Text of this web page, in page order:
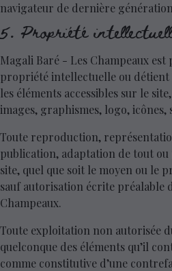
navigateur de dernière
5. Propriété
Magali Baré - Les Champeaux
propriété intellectuelle ou détient
les éléments accessibles sur le
images, graphismes, logo, icônes,
Toute reproduction,
publication, adaptation de tout ou
site, quel que soit le moyen ou le
sauf autorisation écrite préalable
Champeaux.
Toute exploitation non autorisée
quelconque des éléments qu’il
comme constitutive d’une